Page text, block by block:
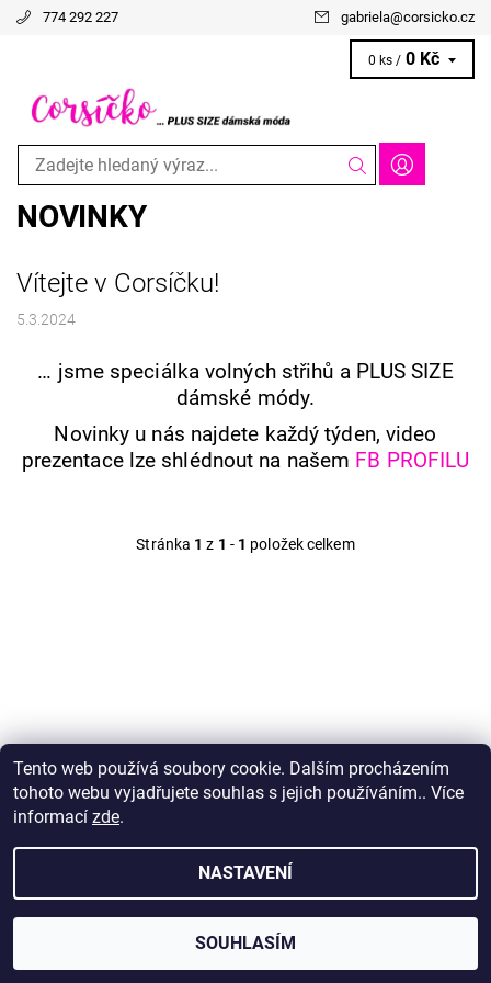
774 292 227 gabriela@corsicko.cz
0 ks / 0 Kč
NOVINKY
Vítejte v Corsíčku!
5.3.2024
… jsme speciálka volných střihů a PLUS SIZE
dámské módy.
Novinky u nás najdete každý týden, video
prezentace lze shlédnout na našem FB PROFILU
Stránka 1 z 1 - 1 položek celkem
2026 © CORSO Boutique, všechna práva vyhrazena
Tento web používá soubory cookie. Dalším procházením
tohoto webu vyjadřujete souhlas s jejich používáním.. Více
informací zde.
NASTAVENÍ
SOUHLASÍM